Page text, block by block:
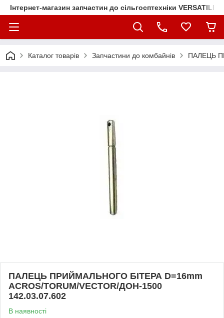
Інтернет-магазин запчастин до сільгосптехніки VERSATILE
Каталог товарів Запчастини до комбайнів ПАЛЕЦЬ
ПАЛЕЦЬ ПРИЙМАЛЬНОГО БІТЕРА D=16mm
ACROS/TORUM/VECTOR/ДОН-1500
142.03.07.602
В наявності